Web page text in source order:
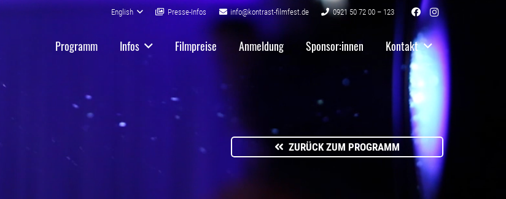
English Presse-Infos info@kontrast-filmfest.de 0921 50 72 00 – 123
Programm Infos Filmpreise Anmeldung Sponsor:innen Kontakt
ZURÜCK ZUM PROGRAMM